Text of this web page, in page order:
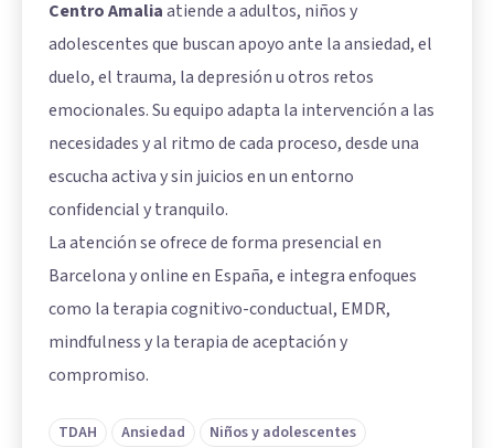
Centro Amaliaatiende a adultos, niños y
adolescentes que buscan apoyo ante la ansiedad, el
duelo, el trauma, la depresión u otros retos
emocionales. Su equipo adapta la intervención a las
necesidades y al ritmo de cada proceso, desde una
escucha activa y sin juicios en un entorno
confidencial y tranquilo.
La atención se ofrece de forma presencial en
Barcelona y online en España, e integra enfoques
como la terapia cognitivo-conductual, EMDR,
mindfulness y la terapia de aceptación y
compromiso.
TDAH Ansiedad
Niños y adolescentes